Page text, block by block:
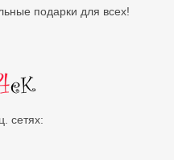
подарки для всех!
сетях: